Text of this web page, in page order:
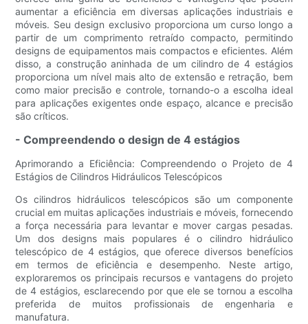
aumentar a eficiência em diversas aplicações industriais e
móveis. Seu design exclusivo proporciona um curso longo a
partir de um comprimento retraído compacto, permitindo
designs de equipamentos mais compactos e eficientes. Além
disso, a construção aninhada de um cilindro de 4 estágios
proporciona um nível mais alto de extensão e retração, bem
como maior precisão e controle, tornando-o a escolha ideal
para aplicações exigentes onde espaço, alcance e precisão
são críticos.
- Compreendendo o design de 4 estágios
Aprimorando a Eficiência: Compreendendo o Projeto de 4
Estágios de Cilindros Hidráulicos Telescópicos
Os cilindros hidráulicos telescópicos são um componente
crucial em muitas aplicações industriais e móveis, fornecendo
a força necessária para levantar e mover cargas pesadas.
Um dos designs mais populares é o cilindro hidráulico
telescópico de 4 estágios, que oferece diversos benefícios
em termos de eficiência e desempenho. Neste artigo,
exploraremos os principais recursos e vantagens do projeto
de 4 estágios, esclarecendo por que ele se tornou a escolha
preferida de muitos profissionais de engenharia e
manufatura.